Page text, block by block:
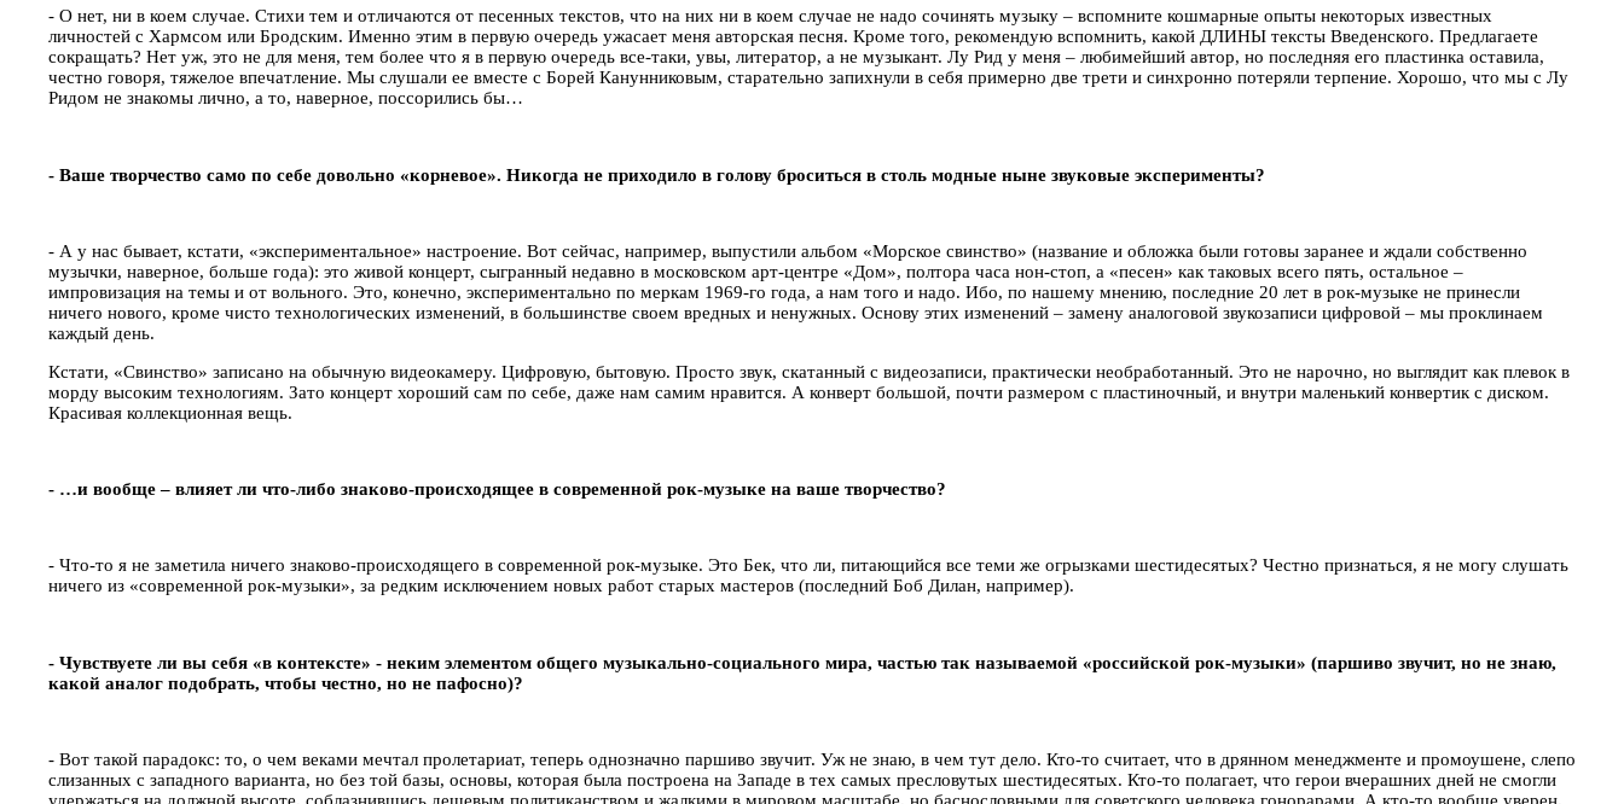
- О нет, ни в коем случае. Стихи тем и отличаются от песенных текстов, что на них ни в коем случае не надо сочинять музыку – вспомните кошмарные опыты некоторых известных
личностей с Хармсом или Бродским. Именно этим в первую очередь ужасает меня авторская песня. Кроме того, рекомендую вспомнить, какой ДЛИНЫ тексты Введенского. Предлагаете
сокращать? Нет уж, это не для меня, тем более что я в первую очередь все-таки, увы, литератор, а не музыкант. Лу Рид у меня – любимейший автор, но последняя его пластинка оставила,
честно говоря, тяжелое впечатление. Мы слушали ее вместе с Борей Канунниковым, старательно запихнули в себя примерно две трети и синхронно потеряли терпение. Хорошо, что мы с Лу
Ридом не знакомы лично, а то, наверное, поссорились бы…
- Ваше творчество само по себе довольно «корневое». Никогда не приходило в голову броситься в столь модные ныне звуковые эксперименты?
- А у нас бывает, кстати, «экспериментальное» настроение. Вот сейчас, например, выпустили альбом «Морское свинство» (название и обложка были готовы заранее и ждали собственно
музычки, наверное, больше года): это живой концерт, сыгранный недавно в московском арт-центре «Дом», полтора часа нон-стоп, а «песен» как таковых всего пять, остальное –
импровизация на темы и от вольного. Это, конечно, экспериментально по меркам 1969-го года, а нам того и надо. Ибо, по нашему мнению, последние 20 лет в рок-музыке не принесли
ничего нового, кроме чисто технологических изменений, в большинстве своем вредных и ненужных. Основу этих изменений – замену аналоговой звукозаписи цифровой – мы проклинаем
каждый день.
Кстати, «Свинство» записано на обычную видеокамеру. Цифровую, бытовую. Просто звук, скатанный с видеозаписи, практически необработанный. Это не нарочно, но выглядит как плевок в
морду высоким технологиям. Зато концерт хороший сам по себе, даже нам самим нравится. А конверт большой, почти размером с пластиночный, и внутри маленький конвертик с диском.
Красивая коллекционная вещь.
- …и вообще – влияет ли что-либо знаково-происходящее в современной рок-музыке на ваше творчество?
- Что-то я не заметила ничего знаково-происходящего в современной рок-музыке. Это Бек, что ли, питающийся все теми же огрызками шестидесятых? Честно признаться, я не могу слушать
ничего из «современной рок-музыки», за редким исключением новых работ старых мастеров (последний Боб Дилан, например).
- Чувствуете ли вы себя «в контексте» - неким элементом общего музыкально-социального мира, частью так называемой «российской рок-музыки» (паршиво звучит, но не знаю,
какой аналог подобрать, чтобы честно, но не пафосно)?
- Вот такой парадокс: то, о чем веками мечтал пролетариат, теперь однозначно паршиво звучит. Уж не знаю, в чем тут дело. Кто-то считает, что в дрянном менеджменте и промоушене, слепо
слизанных с западного варианта, но без той базы, основы, которая была построена на Западе в тех самых пресловутых шестидесятых. Кто-то полагает, что герои вчерашних дней не смогли